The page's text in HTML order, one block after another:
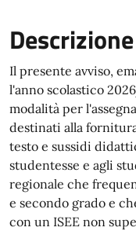
Descrizione
Il presente avviso,
l'anno scolastico
modalità per
destinati alla
testo e sussidi
studentesse e agli
regionale che
e secondo grado e
con un ISEE non